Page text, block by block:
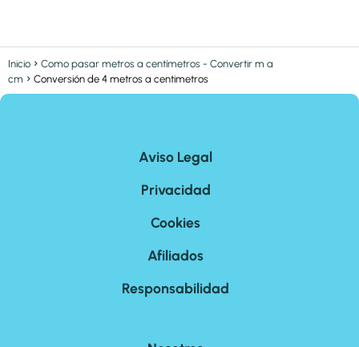
Inicio
Como pasar metros a centímetros - Convertir m a
cm
Conversión de 4 metros a centimetros
Aviso Legal
Privacidad
Cookies
Afiliados
Responsabilidad